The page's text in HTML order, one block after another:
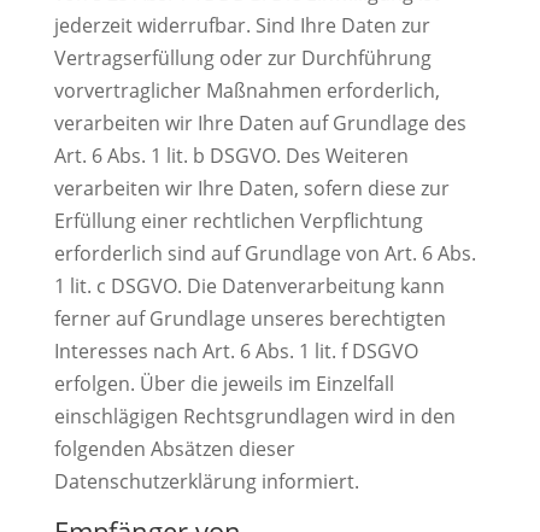
jederzeit widerrufbar. Sind Ihre Daten zur
Vertragserfüllung oder zur Durchführung
vorvertraglicher Maßnahmen erforderlich,
verarbeiten wir Ihre Daten auf Grundlage des
Art. 6 Abs. 1 lit. b DSGVO. Des Weiteren
verarbeiten wir Ihre Daten, sofern diese zur
Erfüllung einer rechtlichen Verpflichtung
erforderlich sind auf Grundlage von Art. 6 Abs.
1 lit. c DSGVO. Die Datenverarbeitung kann
ferner auf Grundlage unseres berechtigten
Interesses nach Art. 6 Abs. 1 lit. f DSGVO
erfolgen. Über die jeweils im Einzelfall
einschlägigen Rechtsgrundlagen wird in den
folgenden Absätzen dieser
Datenschutzerklärung informiert.